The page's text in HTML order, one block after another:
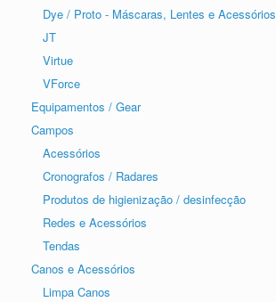
Dye / Proto - Máscaras, Lentes e Acessórios
JT
Virtue
VForce
Equipamentos / Gear
Campos
Acessórios
Cronografos / Radares
Produtos de higienização / desinfecção
Redes e Acessórios
Tendas
Canos e Acessórios
Limpa Canos